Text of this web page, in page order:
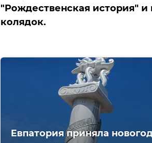
"Рождественская история" и
колядок.
Евпатория приняла